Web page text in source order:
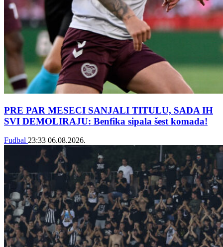
PRE PAR MESECI SANJALI TITULU, SADA IH
SVI DEMOLIRAJU: Benfika sipala šest komada!
Fudbal 23:33 06.08.2026.